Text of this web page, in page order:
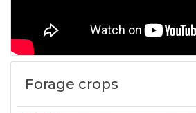
Forage crops